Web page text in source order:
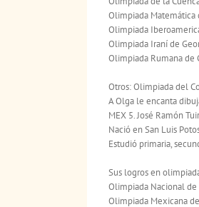
Olimpiada Matemática
Olimpiada
Olimpiada Iraní de
Olimpiada Rumana de
Otros: Olimpiada del
A Olga le encanta
MEX 5. José Ramón
Nació en San Luis
Estudió primaria,
Sus logros en
Olimpiada Nacional
Olimpiada Mexicana